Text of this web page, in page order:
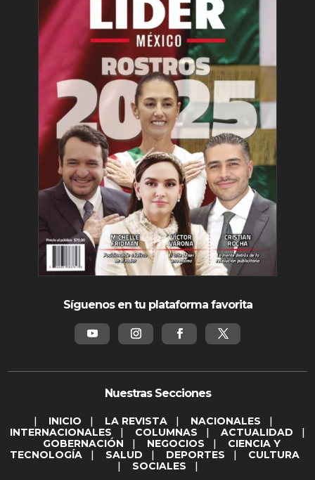
Síguenos en tu plataforma favorita
Nuestras Secciones
INICIO LA REVISTA NACIONALES
INTERNACIONALES
COLUMNAS ACTUALIDAD
GOBERNACIÓN
NEGOCIOS
CIENCIA Y
TECNOLOGÍA
SALUD DEPORTES
CULTURA
SOCIALES